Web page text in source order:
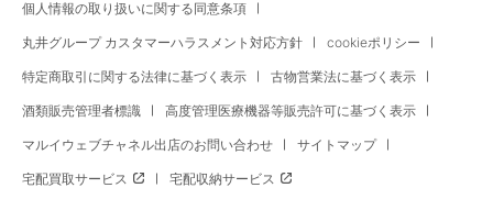
個人情報の取り扱いに関する同意条項
丸井グループ カスタマーハラスメント対応方針 cookieポリシー
特定商取引に関する法律に基づく表示 古物営業法に基づく表示
酒類販売管理者標識 高度管理医療機器等販売許可に基づく表示
マルイウェブチャネル出店のお問い合わせ サイトマップ
宅配買取サービス 宅配収納サービス